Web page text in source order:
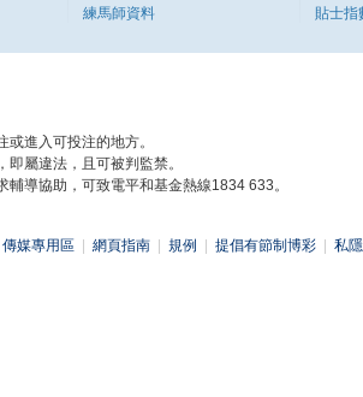
練馬師資料
貼士指
進入可投注的地方。
屬違法，且可被判監禁。
輔導協助，可致電平和基金熱線1834 633。
傳媒專用區 網頁指南 規例 提倡有節制博彩 私